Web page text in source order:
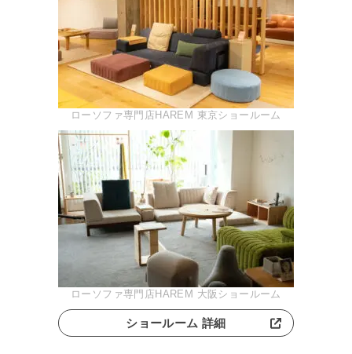
ローソファ専門店HAREM 東京ショールーム
ローソファ専門店HAREM 大阪ショールーム
ショールーム 詳細